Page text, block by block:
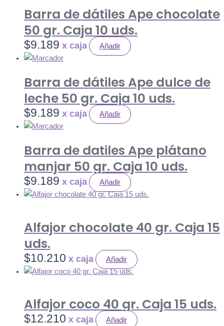
Barra de dátiles Ape chocolate
50 gr. Caja 10 uds.
$9.189 Añadir
Barra de dátiles Ape dulce de
leche 50 gr. Caja 10 uds.
$9.189 Añadir
Barra de datiles Ape plátano
manjar 50 gr. Caja 10 uds.
$9.189 Añadir
Alfajor chocolate 40 gr. Caja 15
uds.
$10.210 Añadir
Alfajor coco 40 gr. Caja 15 uds.
$12.210 Añadir